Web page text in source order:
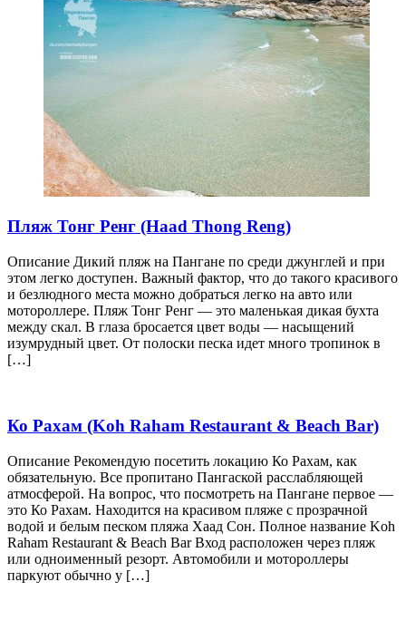
Пляж Тонг Ренг (Haad Thong Reng)
Описание Дикий пляж на Пангане по среди джунглей и при
этом легко доступен. Важный фактор, что до такого красивого
и безлюдного места можно добраться легко на авто или
мотороллере. Пляж Тонг Ренг — это маленькая дикая бухта
между скал. В глаза бросается цвет воды — насыщений
изумрудный цвет. От полоски песка идет много тропинок в
[…]
Ко Рахам (Koh Raham Restaurant & Beach Bar)
Описание Рекомендую посетить локацию Ко Рахам, как
обязательную. Все пропитано Пангаской расслабляющей
атмосферой. На вопрос, что посмотреть на Пангане первое —
это Ко Рахам. Находится на красивом пляже с прозрачной
водой и белым песком пляжа Хаад Сон. Полное название Koh
Raham Restaurant & Beach Bar Вход расположен через пляж
или одноименный резорт. Автомобили и мотороллеры
паркуют обычно у […]